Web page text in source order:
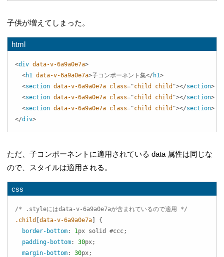
子供が増えてしまった。
html
<div data-v-6a9a0e7a>
<h1 data-v-6a9a0e7a>子コンポーネント集</ h1>
<section data-v-6a9a0e7a class="child child "></section>
<section data-v-6a9a0e7a class="child child "></section>
<section data-v-6a9a0e7a class="child child "></section>
</div>
ただ、子コンポーネントに適用されている data 属性は同じな
ので、スタイルは適用される。
css
/* .styleにはdata-v-6a9a0e7aが含まれているので適用 */
.child
data-v-6a9a0e7a
{
border-bottom: 1px solid #ccc;
padding-bottom: 30px;
margin-bottom: 30px;